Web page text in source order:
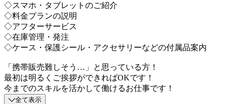
◇スマホ・タブレットのご紹介
◇料金プランの説明
◇アフターサービス
◇在庫管理・発注
◇ケース・保護シール・アクセサリーなどの付属品案内
「携帯販売難しそう…」と思っている方！
最初は明るくご挨拶ができればOKです！
今までのスキルを活かして働けるお仕事です！
全て表示